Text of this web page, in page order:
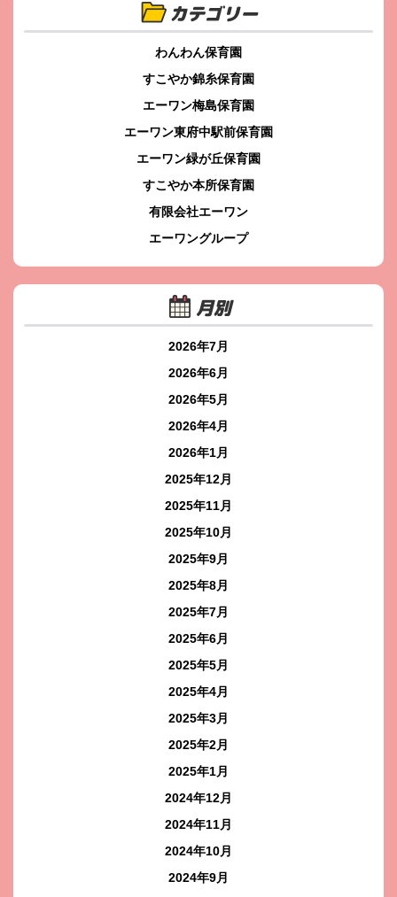
カテゴリー
わんわん保育園
すこやか錦糸保育園
エーワン梅島保育園
エーワン東府中駅前保育園
エーワン緑が丘保育園
すこやか本所保育園
有限会社エーワン
エーワングループ
月別
2026年7月
2026年6月
2026年5月
2026年4月
2026年1月
2025年12月
2025年11月
2025年10月
2025年9月
2025年8月
2025年7月
2025年6月
2025年5月
2025年4月
2025年3月
2025年2月
2025年1月
2024年12月
2024年11月
2024年10月
2024年9月